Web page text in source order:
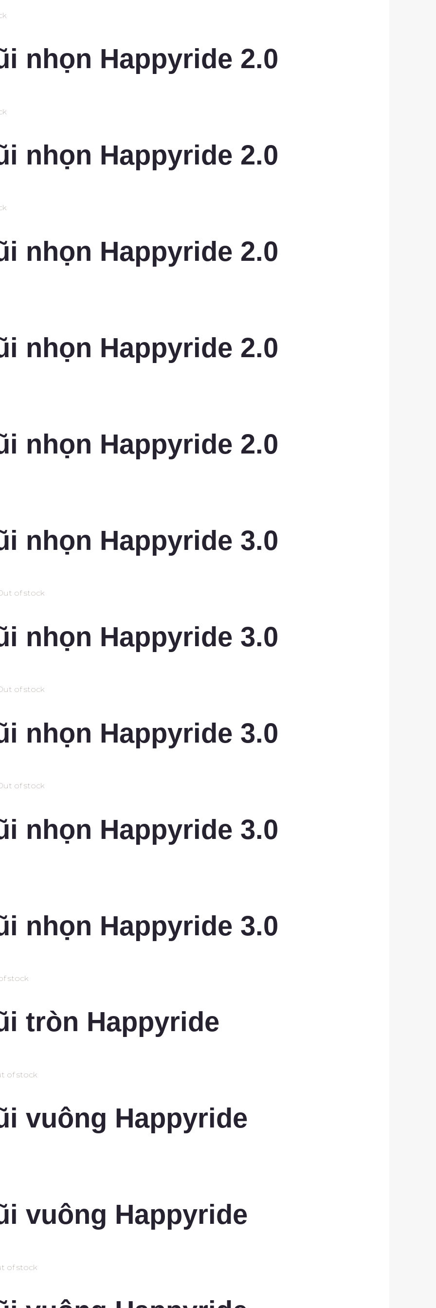
nhọn Happyride 2.0
nhọn Happyride 2.0
nhọn Happyride 2.0
nhọn Happyride 2.0
nhọn Happyride 2.0
nhọn Happyride 3.0
of stock
nhọn Happyride 3.0
of stock
nhọn Happyride 3.0
of stock
nhọn Happyride 3.0
nhọn Happyride 3.0
stock
tròn Happyride
of stock
vuông Happyride
vuông Happyride
of stock